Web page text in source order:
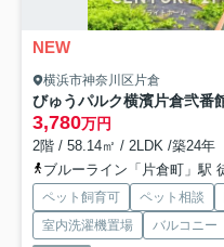
NEW
横浜市神奈川区片倉
びゅうパルク横濱片倉弐番
3,780万円
2階 / 58.14㎡ / 2LDK /築24年
ブルーライン「片倉町」駅
ペット飼育可 ペット相談
室内洗濯機置場
バルコニー